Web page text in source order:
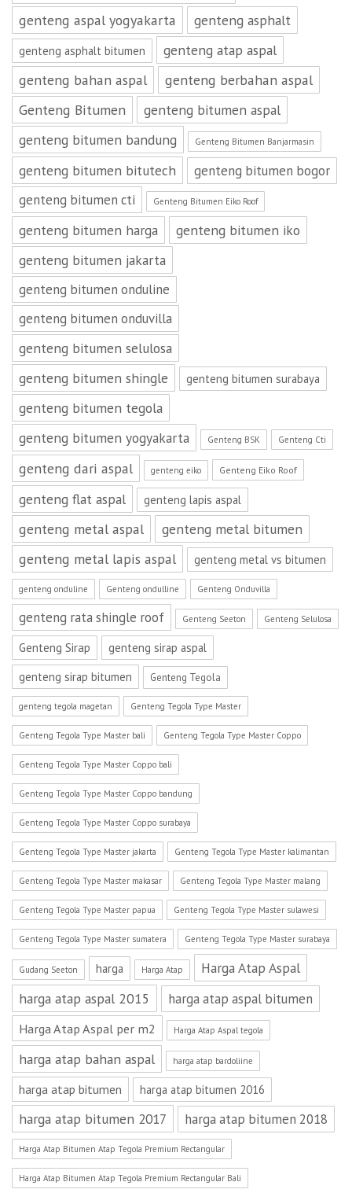
genteng aspal yogyakarta
genteng asphalt
genteng asphalt bitumen
genteng atap aspal
genteng bahan aspal
genteng berbahan aspal
Genteng Bitumen
genteng bitumen aspal
genteng bitumen bandung
Genteng Bitumen Banjarmasin
genteng bitumen bitutech
genteng bitumen bogor
genteng bitumen cti
Genteng Bitumen Eiko Roof
genteng bitumen harga
genteng bitumen iko
genteng bitumen jakarta
genteng bitumen onduline
genteng bitumen onduvilla
genteng bitumen selulosa
genteng bitumen shingle
genteng bitumen surabaya
genteng bitumen tegola
genteng bitumen yogyakarta
Genteng BSK Genteng Cti
genteng dari aspal genteng eiko Genteng Eiko Roof
genteng flat aspal genteng lapis aspal
genteng metal aspal
genteng metal bitumen
genteng metal lapis aspal
genteng metal vs bitumen
genteng onduline Genteng ondulline Genteng Onduvilla
genteng rata shingle roof Genteng Seeton Genteng Selulosa
Genteng Sirap
genteng sirap aspal
genteng sirap bitumen
Genteng Tegola
genteng tegola magetan Genteng Tegola Type Master
Genteng Tegola Type Master bali Genteng Tegola Type Master Coppo
Genteng Tegola Type Master Coppo bali
Genteng Tegola Type Master Coppo bandung
Genteng Tegola Type Master Coppo surabaya
Genteng Tegola Type Master jakarta Genteng Tegola Type Master kalimantan
Genteng Tegola Type Master makasar Genteng Tegola Type Master malang
Genteng Tegola Type Master papua Genteng Tegola Type Master sulawesi
Genteng Tegola Type Master sumatera Genteng Tegola Type Master surabaya
Gudang Seeton harga Harga Atap
Harga Atap Aspal
harga atap aspal 2015
harga atap aspal bitumen
Harga Atap Aspal per m2 Harga Atap Aspal tegola
harga atap bahan aspal harga atap bardoliine
harga atap bitumen harga atap bitumen 2016
harga atap bitumen 2017 harga atap bitumen 2018
Harga Atap Bitumen Atap Tegola Premium Rectangular
Harga Atap Bitumen Atap Tegola Premium Rectangular Bali